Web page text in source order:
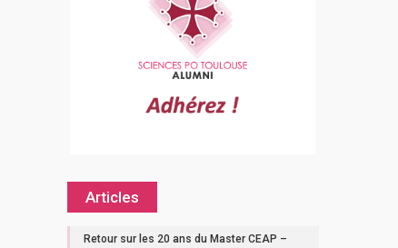
Articles
Retour sur les 20 ans du Master CEAP –